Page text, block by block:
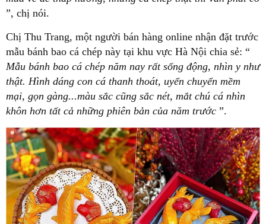
”, chị nói.
Chị Thu Trang, một người bán hàng online nhận đặt trước
mẫu bánh bao cá chép này tại khu vực Hà Nội chia sẻ: “
Mẫu bánh bao cá chép năm nay rất sống động, nhìn y như
thật. Hình dáng con cá thanh thoát, uyển chuyển mềm
mại, gọn gàng...màu sắc cũng sắc nét, mắt chú cá nhìn
khôn hơn tất cả những phiên bản của năm trước ”.